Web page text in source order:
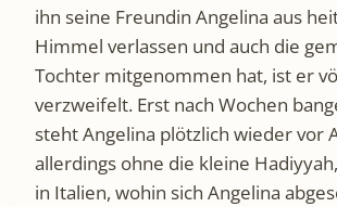
ihn seine Freundin Angelina aus
Himmel verlassen und auch die
Tochter mitgenommen hat, ist er
verzweifelt. Erst nach Wochen
steht Angelina plötzlich wieder vor
allerdings ohne die kleine
in Italien, wohin sich Angelina